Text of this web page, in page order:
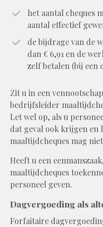
het aantal cheques
aantal effectief
de bijdrage van de
dan € 6,91 en de
zelf betalen (bij een
Zit u in een
bedrijfsleider
Let wel op, als u
dat geval ook krijgen en
maaltijdcheques mag
Heeft u een
maaltijdcheques
personeel geven.
Dagvergoeding als
Forfaitaire